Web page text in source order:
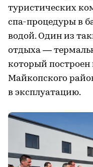
туристических
спа-процедуры в
водой. Один из
отдыха —
который построен
Майкопского
в эксплуатацию.